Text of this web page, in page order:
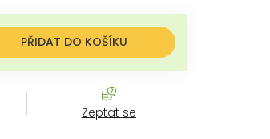
PŘIDAT DO KOŠÍKU
Zeptat se